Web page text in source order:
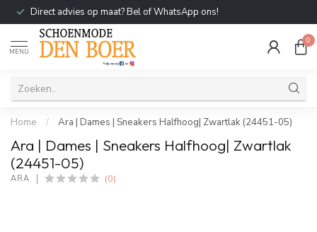
Direct advies op maat? Bel of WhatsApp ons!
MENU
0
Home / Ara | Dames | Sneakers Halfhoog| Zwartlak (24451-05)
Ara | Dames | Sneakers Halfhoog| Zwartlak
(24451-05)
ARA (0)